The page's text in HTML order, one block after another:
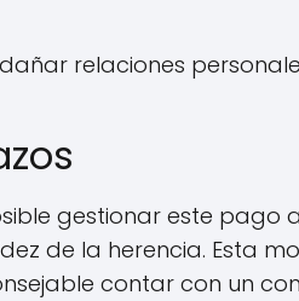
relaciones
gestionar este pago
de la herencia. Esta
contar con un